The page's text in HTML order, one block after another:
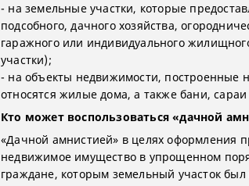
- на земельные участки, которые
подсобного, дачного хозяйства,
гаражного или индивидуального
участки);
- на объекты недвижимости, построенные
относятся жилые дома, а также бани,
Кто может воспользоваться «дачной
«Дачной амнистией» в целях оформления
недвижимое имущество в упрощенном
граждане, которым земельный участок был